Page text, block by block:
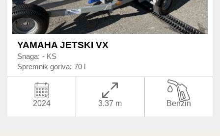
YAMAHA JETSKI VX
Snaga: - KS
Spremnik goriva: 70 l
2024 3.37 m Benzin